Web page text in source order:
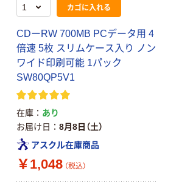
カゴに入れる
CDーRW 700MB PCデータ用 4
倍速 5枚 スリムケース入り ノン
ワイド印刷可能 1パック
SW80QP5V1
在庫
あり
お届け日
8月8日（土）
アスクル在庫商品
￥1,048 （税込）